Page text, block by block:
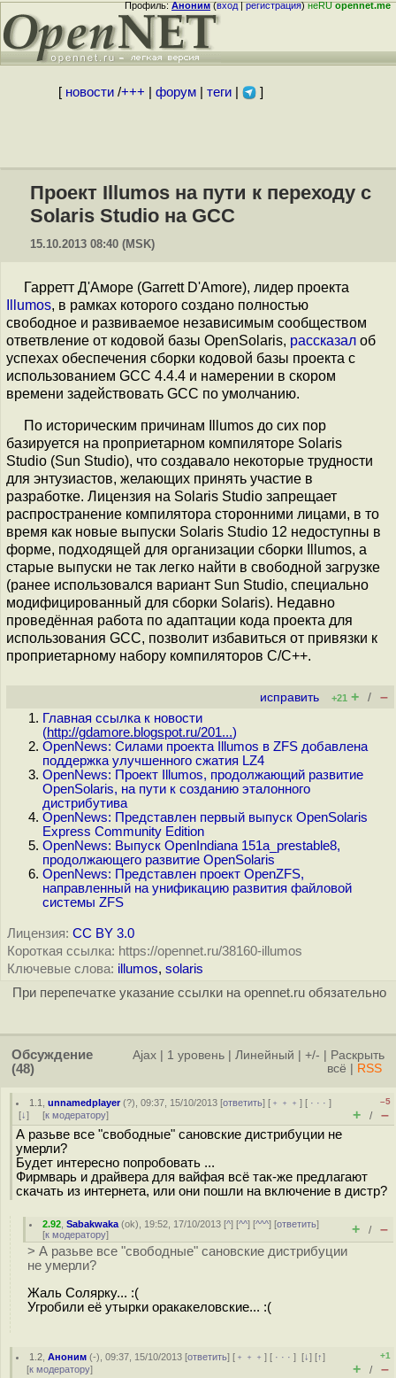
Профиль:Аноним(вход|регистрация)неRUopennet.me
[ новости/+++ форум| теги| ]
Проект Illumos на пути к переходу с
Solaris Studio на GCC
15.10.2013 08:40 (MSK)
Гарретт Д'Аморе (Garrett D'Amore), лидер проекта
Illumos, в рамках которого создано полностью
свободное и развиваемое независимым сообществом
ответвление от кодовой базы OpenSolaris, рассказал об
успехах обеспечения сборки кодовой базы проекта с
использованием GCC 4.4.4 и намерении в скором
времени задействовать GCC по умолчанию.
По историческим причинам Illumos до сих пор
базируется на проприетарном компиляторе Solaris
Studio (Sun Studio), что создавало некоторые трудности
для энтузиастов, желающих принять участие в
разработке. Лицензия на Solaris Studio запрещает
распространение компилятора сторонними лицами, в то
время как новые выпуски Solaris Studio 12 недоступны в
форме, подходящей для организации сборки Illumos, а
старые выпуски не так легко найти в свободной загрузке
(ранее использовался вариант Sun Studio, специально
модифицированный для сборки Solaris). Недавно
проведённая работа по адаптации кода проекта для
использования GCC, позволит избавиться от привязки к
проприетарному набору компиляторов С/C++.
исправить +21 + / –
Главная ссылка к новости
(http://gdamore.blogspot.ru/201...)
OpenNews: Силами проекта Illumos в ZFS добавлена
поддержка улучшенного сжатия LZ4
OpenNews: Проект Illumos, продолжающий развитие
OpenSolaris, на пути к созданию эталонного
дистрибутива
OpenNews: Представлен первый выпуск OpenSolaris
Express Community Edition
OpenNews: Выпуск OpenIndiana 151a_prestable8,
продолжающего развитие OpenSolaris
OpenNews: Представлен проект OpenZFS,
направленный на унификацию развития файловой
системы ZFS
Лицензия: CC BY 3.0
Короткая ссылка: https://opennet.ru/38160-illumos
Ключевые слова: illumos, solaris
При перепечатке указание ссылки на opennet.ru обязательно
Обсуждение
(48)
Ajax 1 уровень Линейный +/-
Раскрыть
всё
RSS
1.1 ,unnamedplayer(?), 09:37, 15/10/2013 [ответить] [ ﹢﹢﹢] [ · · ·]
[↓] [к модератору]
–5
+ / –
А разьве все "свободные" сановские дистрибуции не
умерли?
Будет интересно попробовать ...
Фирмварь и драйвера для вайфая всё так-же предлагают
скачать из интернета, или они пошли на включение в дистр?
2.92 ,Sabakwaka (ok), 19:52, 17/10/2013 [^] [^^] [^^^] [ответить]
[к модератору] + / –
> А разьве все "свободные" сановские дистрибуции
не умерли?
Жаль Солярку... :(
Угробили её утырки оракакеловские... :(
1.2 ,Аноним (-), 09:37, 15/10/2013 [ответить] [ ﹢﹢﹢] [ · · ·][↓] [↑]
[к модератору]
+1
+ / –